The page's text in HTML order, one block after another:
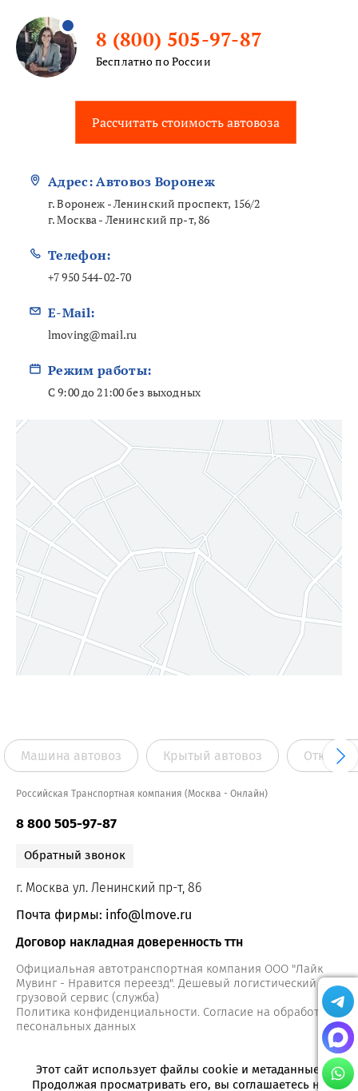
8 (800) 505-97-87
Бесплатно по России
Рассчитать стоимость автовоза
Адрес: Автовоз Воронеж
г. Воронеж - Ленинский проспект, 156/2
г. Москва - Ленинский пр-т, 86
Телефон:
+7 950 544-02-70
E-Mail:
lmoving@mail.ru
Режим работы:
С 9:00 до 21:00 без выходных
Машина автовоз Крытый автовоз
Российская Транспортная компания (Москва - Онлайн)
8 800 505-97-87
Обратный звонок
г. Москва ул. Ленинский пр-т, 86
Почта фирмы: info@lmove.ru
Договор накладная доверенность ттн
Официальная автотранспортная компания ООО "Лайк
Мувинг - Нравится переезд". Дешевый логистический
грузовой сервис (служба)
Политика конфиденциальности. Согласие на обработку
песональных данных
Этот сайт использует файлы cookie и метаданные.
Продолжая просматривать его, вы соглашаетесь на